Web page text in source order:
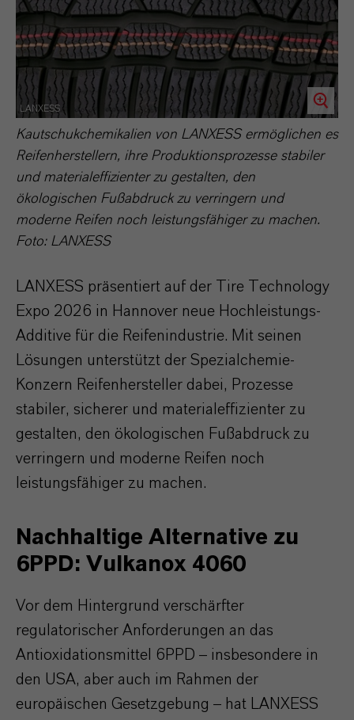
LANXESS
Kautschukchemikalien von LANXESS ermöglichen es
Reifenherstellern, ihre Produktionsprozesse stabiler
und materialeffizienter zu gestalten, den
ökologischen Fußabdruck zu verringern und
moderne Reifen noch leistungsfähiger zu machen.
Foto: LANXESS
LANXESS präsentiert auf der Tire Technology
Expo 2026 in Hannover neue Hochleistungs-
Additive für die Reifenindustrie. Mit seinen
Lösungen unterstützt der Spezialchemie-
Konzern Reifenhersteller dabei, Prozesse
stabiler, sicherer und materialeffizienter zu
gestalten, den ökologischen Fußabdruck zu
verringern und moderne Reifen noch
leistungsfähiger zu machen.
Nachhaltige Alternative zu
6PPD: Vulkanox 4060
Vor dem Hintergrund verschärfter
regulatorischer Anforderungen an das
Antioxidationsmittel 6PPD – insbesondere in
den USA, aber auch im Rahmen der
europäischen Gesetzgebung – hat LANXESS